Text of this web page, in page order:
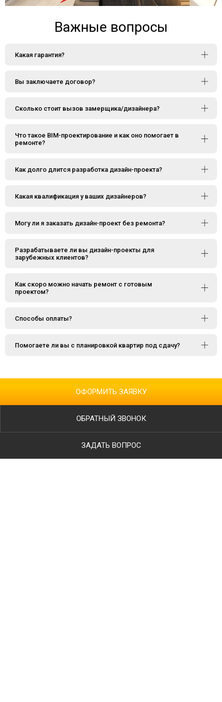
Важные вопросы
Какая гарантия?
Вы заключаете договор?
Сколько стоит вызов замерщика/дизайнера?
Что такое BIM-проектирование и как оно помогает в
ремонте?
Как долго длится разработка дизайн-проекта?
Какая квалификация у ваших дизайнеров?
Могу ли я заказать дизайн-проект без ремонта?
Разрабатываете ли вы дизайн-проекты для
зарубежных клиентов?
Как скоро можно начать ремонт с готовым
проектом?
Способы оплаты?
Помогаете ли вы с планировкой квартир под сдачу?
ОФОРМИТЬ ЗАЯВКУ
ОБРАТНЫЙ ЗВОНОК
ЗАДАТЬ ВОПРОС